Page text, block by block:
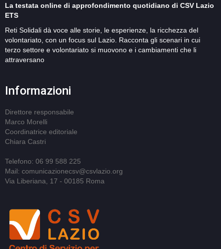
La testata online di approfondimento quotidiano di CSV Lazio
ETS
Reti Solidali dà voce alle storie, le esperienze, la ricchezza del
volontariato, con un focus sul Lazio. Racconta gli scenari in cui
terzo settore e volontariato si muovono e i cambiamenti che li
attraversano
Informazioni
Direttore responsabile
Marco Morelli
Coordinatrice editoriale
Chiara Castri
Telefono: 06 99 588 225
Mail: comunicazionecsv@csvlazio.org
Via Liberiana, 17 - 00185 Roma